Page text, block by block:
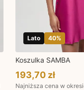
Lato 40%
Koszulka SAMBA
193,70 zł
Najniższa cena w